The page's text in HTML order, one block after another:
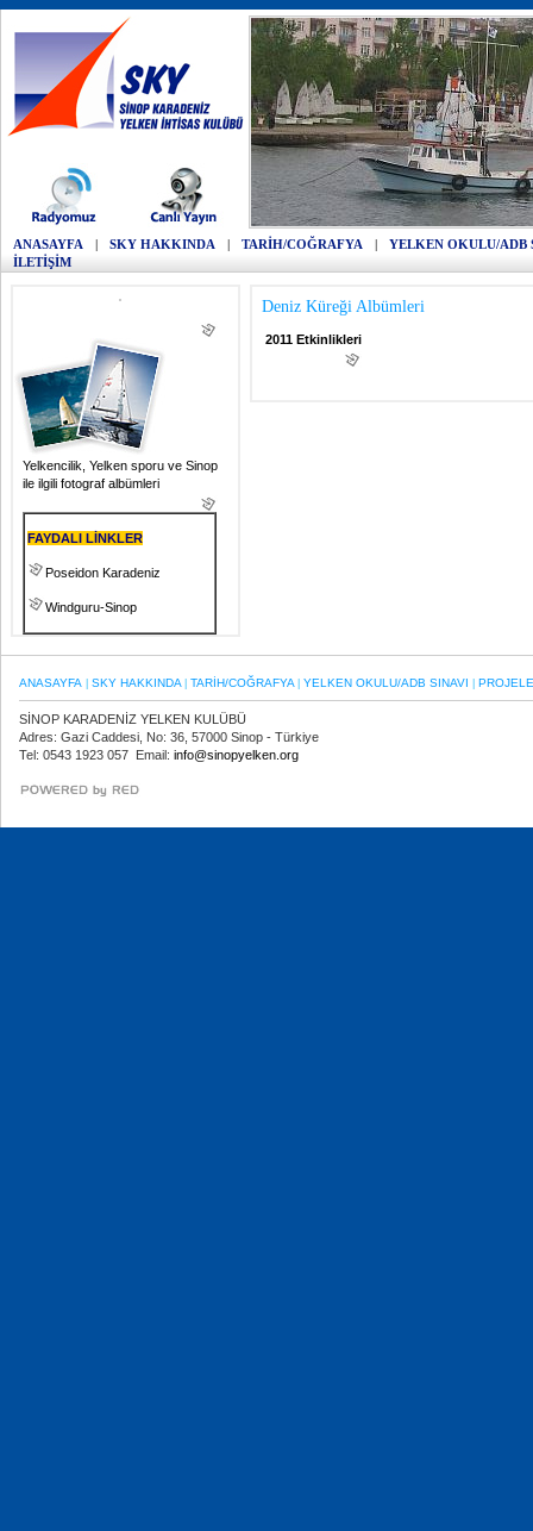
ANASAYFA | SKY HAKKINDA | TARİH/COĞRAFYA |
YELKEN OKULU/ADB
İLETİŞİM
Yelkencilik, Yelken sporu ve Sinop
ile ilgili fotograf albümleri
FAYDALI LİNKLER
Poseidon Karadeniz
Windguru-Sinop
Deniz Küreği Albümleri
2011 Etkinlikleri
ANASAYFA SKY HAKKINDA TARİH/COĞRAFYA YELKEN OKULU/ADB SINAVI
SİNOP KARADENİZ YELKEN KULÜBÜ
Adres: Gazi Caddesi, No: 36, 57000 Sinop - Türkiye
Tel: 0543 1923 057 Email: info@sinopyelken.org